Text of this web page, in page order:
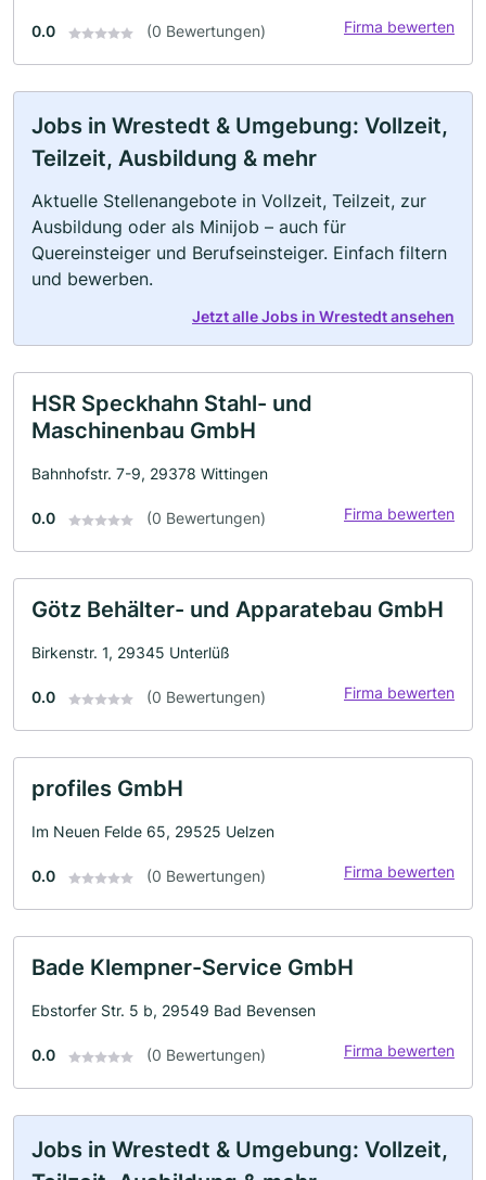
0.0 (0 Bewertungen) Firma bewerten
Jobs in Wrestedt & Umgebung: Vollzeit,
Teilzeit, Ausbildung & mehr
Aktuelle Stellenangebote in Vollzeit, Teilzeit, zur
Ausbildung oder als Minijob – auch für
Quereinsteiger und Berufseinsteiger. Einfach filtern
und bewerben.
Jetzt alle Jobs in Wrestedt ansehen
HSR Speckhahn Stahl- und
Maschinenbau GmbH
Bahnhofstr. 7-9, 29378 Wittingen
0.0 (0 Bewertungen) Firma bewerten
Götz Behälter- und Apparatebau GmbH
Birkenstr. 1, 29345 Unterlüß
0.0 (0 Bewertungen) Firma bewerten
profiles GmbH
Im Neuen Felde 65, 29525 Uelzen
0.0 (0 Bewertungen) Firma bewerten
Bade Klempner-Service GmbH
Ebstorfer Str. 5 b, 29549 Bad Bevensen
0.0 (0 Bewertungen) Firma bewerten
Jobs in Wrestedt & Umgebung: Vollzeit,